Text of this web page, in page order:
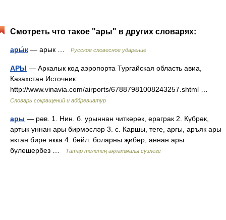
Смотреть что такое "ары" в других словарях:
ары́к — арык … Русское словесное ударение
АРЫ — Аркалык код аэропорта Тургайская область авиа,
Казахстан Источник:
http://www.vinavia.com/airports/67887981008243257.shtml …
Словарь сокращений и аббревиатур
ары — рәв. 1. Нин. б. урыннан читкәрәк, ераграк 2. Күбрәк,
артык уннан ары бирмәсләр 3. с. Каршы, теге, аргы, аръяк ары
яктан бире якка 4. бәйл. боларны җибәр, аннан ары
бүлешербез …
Татар теленең аңлатмалы сүзлеге